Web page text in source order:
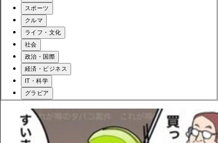
スポーツ
クルマ
ライフ・文化
社会
政治・国際
経済・ビジネス
IT・科学
グラビア